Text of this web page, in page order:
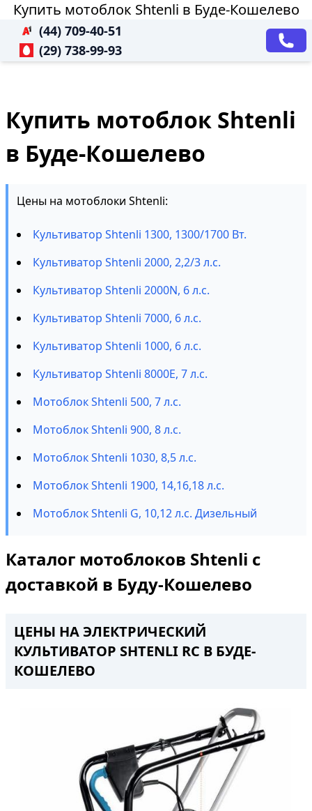
Купить мотоблок Shtenli в Буде-Кошелево
(44) 709-40-51
(29) 738-99-93
Купить мотоблок Shtenli
в Буде-Кошелево
Цены на мотоблоки Shtenli:
Культиватор Shtenli 1300, 1300/1700 Вт.
Культиватор Shtenli 2000, 2,2/3 л.с.
Культиватор Shtenli 2000N, 6 л.с.
Культиватор Shtenli 7000, 6 л.с.
Культиватор Shtenli 1000, 6 л.с.
Культиватор Shtenli 8000E, 7 л.с.
Мотоблок Shtenli 500, 7 л.с.
Мотоблок Shtenli 900, 8 л.с.
Мотоблок Shtenli 1030, 8,5 л.с.
Мотоблок Shtenli 1900, 14,16,18 л.с.
Мотоблок Shtenli G, 10,12 л.с. Дизельный
Каталог мотоблоков Shtenli с
доставкой в Буду-Кошелево
ЦЕНЫ НА ЭЛЕКТРИЧЕСКИЙ
КУЛЬТИВАТОР SHTENLI RC В БУДЕ-
КОШЕЛЕВО